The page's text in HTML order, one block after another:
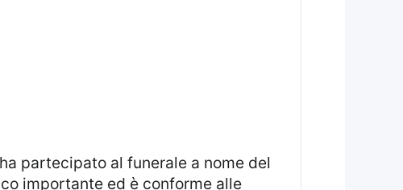
partecipato al funerale a nome del
importante ed è conforme alle